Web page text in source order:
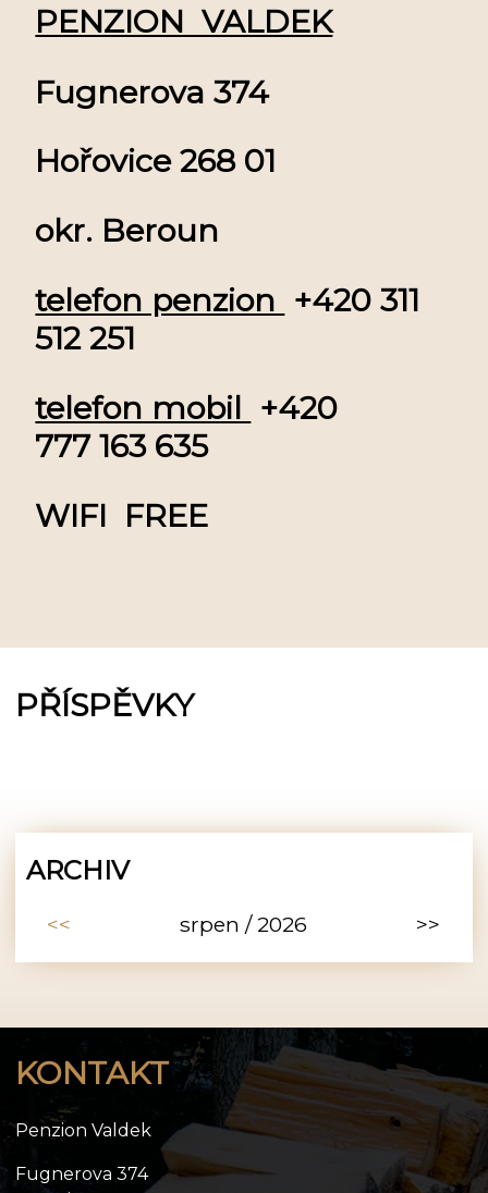
PENZION VALDEK
Fugnerova 374
Hořovice 268 01
okr. Beroun
telefon penzion +420 311
512 251
telefon mobil +420
777 163 635
WIFI FREE
PŘÍSPĚVKY
ARCHIV
<< srpen / 2026 >>
KONTAKT
Penzion Valdek
Fugnerova 374